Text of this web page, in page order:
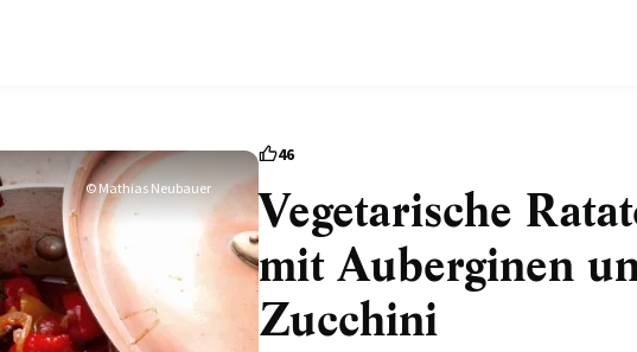
© Mathias Neubauer
46
Vegetarische
mit Auberginen
Zucchini